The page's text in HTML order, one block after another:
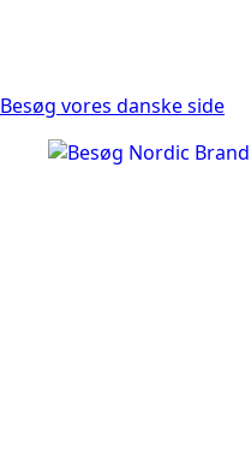
Besøg vores danske side